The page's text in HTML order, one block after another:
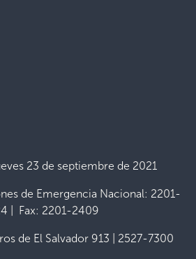
23 de septiembre de 2021
de Emergencia Nacional: 2201-
| Fax: 2201-2409
de El Salvador 913 | 2527-7300